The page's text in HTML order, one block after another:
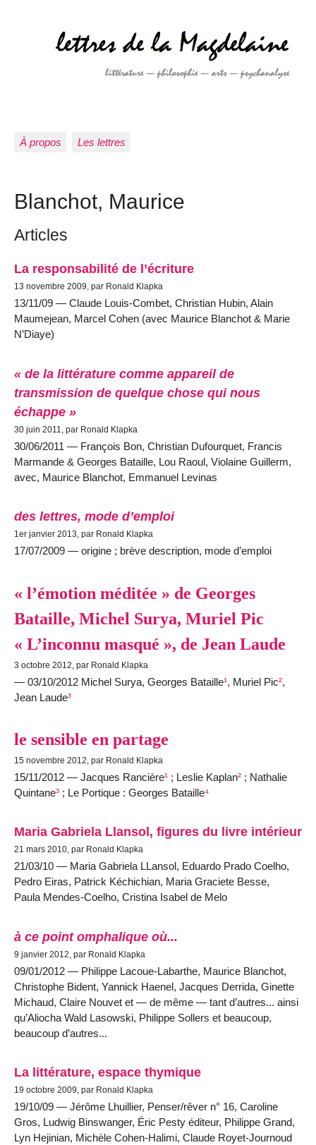
À propos Les lettres
Blanchot, Maurice
Articles
La responsabilité de l’écriture
13 novembre 2009, par Ronald Klapka
13/11/09 — Claude Louis-Combet, Christian Hubin, Alain
Maumejean, Marcel Cohen (avec Maurice Blanchot & Marie
N’Diaye)
« de la littérature comme appareil de
transmission de quelque chose qui nous
échappe »
30 juin 2011, par Ronald Klapka
30/06/2011 — François Bon, Christian Dufourquet, Francis
Marmande & Georges Bataille, Lou Raoul, Violaine Guillerm,
avec, Maurice Blanchot, Emmanuel Levinas
des lettres, mode d’emploi
1er janvier 2013, par Ronald Klapka
17/07/2009 — origine ; brève description, mode d’emploi
« l’émotion méditée » de Georges
Bataille, Michel Surya, Muriel Pic
« L’inconnu masqué », de Jean Laude
3 octobre 2012, par Ronald Klapka
— 03/10/2012 Michel Surya, Georges Bataille¹, Muriel Pic²,
Jean Laude³
le sensible en partage
15 novembre 2012, par Ronald Klapka
15/11/2012 — Jacques Rancière¹ ; Leslie Kaplan² ; Nathalie
Quintane³ ; Le Portique : Georges Bataille⁴
Maria Gabriela Llansol, figures du livre intérieur
21 mars 2010, par Ronald Klapka
21/03/10 — Maria Gabriela LLansol, Eduardo Prado Coelho,
Pedro Eiras, Patrick Kéchichian, Maria Graciete Besse,
Paula Mendes-Coelho, Cristina Isabel de Melo
à ce point omphalique où...
9 janvier 2012, par Ronald Klapka
09/01/2012 — Philippe Lacoue-Labarthe, Maurice Blanchot,
Christophe Bident, Yannick Haenel, Jacques Derrida, Ginette
Michaud, Claire Nouvet et — de même — tant d’autres... ainsi
qu’Aliocha Wald Lasowski, Philippe Sollers et beaucoup,
beaucoup d’autres...
La littérature, espace thymique
19 octobre 2009, par Ronald Klapka
19/10/09 — Jérôme Lhuillier, Penser/rêver n° 16, Caroline
Gros, Ludwig Binswanger, Éric Pesty éditeur, Philippe Grand,
Lyn Hejinian, Michèle Cohen-Halimi, Claude Royet-Journoud